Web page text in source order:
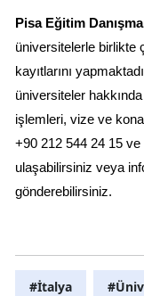
Pisa Eğitim
üniversitelerle birlikte
kayıtlarını
üniversiteler
işlemleri, vize ve
+90 212 544 24 15 ve
ulaşabilirsiniz veya
gönderebilirsiniz.
#İtalya